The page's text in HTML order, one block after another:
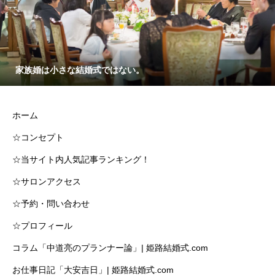
家族婚は小さな結婚式ではない。
ホーム
☆コンセプト
☆当サイト内人気記事ランキング！
☆サロンアクセス
☆予約・問い合わせ
☆プロフィール
コラム「中道亮のプランナー論」| 姫路結婚式.com
お仕事日記「大安吉日」| 姫路結婚式.com